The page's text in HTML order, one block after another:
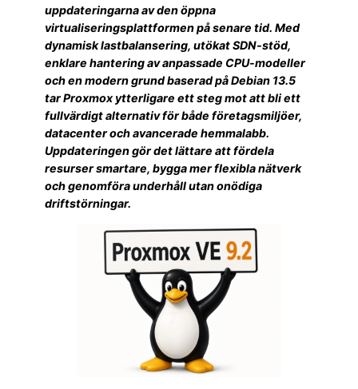
uppdateringarna av den öppna
virtualiseringsplattformen på senare tid. Med
dynamisk lastbalansering, utökat SDN-stöd,
enklare hantering av anpassade CPU-modeller
och en modern grund baserad på Debian 13.5
tar Proxmox ytterligare ett steg mot att bli ett
fullvärdigt alternativ för både företagsmiljöer,
datacenter och avancerade hemmalabb.
Uppdateringen gör det lättare att fördela
resurser smartare, bygga mer flexibla nätverk
och genomföra underhåll utan onödiga
driftstörningar.